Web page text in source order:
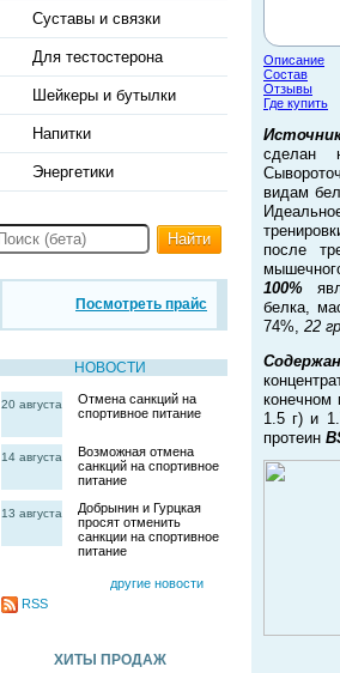
Суставы и связки
Для тестостерона
Шейкеры и бутылки
Напитки
Энергетики
Найти
Посмотреть прайс
НОВОСТИ
20 августа
Отмена санкций на
спортивное питание
14 августа
Возможная отмена
санкций на спортивное
питание
13 августа
Добрынин и Гурцкая
просят отменить
санкции на спортивное
питание
другие новости
RSS
ХИТЫ ПРОДАЖ
Описание
Состав
Отзывы
Где купить
сделан
видам
после
100%
белка,
74%, 22
конечном
1.5 г) и
протеин